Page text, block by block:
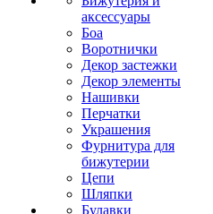
аксессуары
Боа
Воротнички
Декор застежки
Декор элементы
Нашивки
Перчатки
Украшения
Фурнитура для
бижутерии
Цепи
Шляпки
Булавки